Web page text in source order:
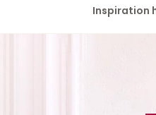
Inspiration